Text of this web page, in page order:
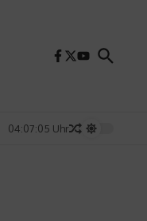
04:07:07 Uhr